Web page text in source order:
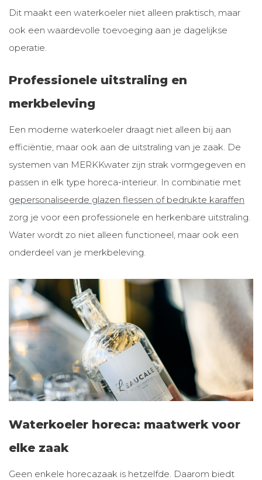
Dit maakt een waterkoeler niet alleen praktisch, maar
ook een waardevolle toevoeging aan je dagelijkse
operatie.
Professionele uitstraling en
merkbeleving
Een moderne waterkoeler draagt niet alleen bij aan
efficiëntie, maar ook aan de uitstraling van je zaak. De
systemen van MERKKwater zijn strak vormgegeven en
passen in elk type horeca-interieur. In combinatie met
gepersonaliseerde glazen flessen of bedrukte karaffen
zorg je voor een professionele en herkenbare uitstraling.
Water wordt zo niet alleen functioneel, maar ook een
onderdeel van je merkbeleving.
Waterkoeler horeca: maatwerk voor
elke zaak
Geen enkele horecazaak is hetzelfde. Daarom biedt